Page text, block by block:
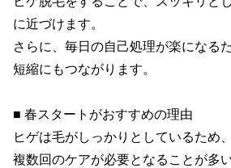
に近づけます。
さらに、毎日の自己処理が楽になる
短縮にもつながります。
■ 春スタートがおすすめの理由
ヒゲは毛がしっかりとしているため
複数回のケアが必要となることが多い